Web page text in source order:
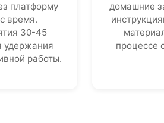
платформу
время.
30-45
удержания
работы.
домашние
процессе